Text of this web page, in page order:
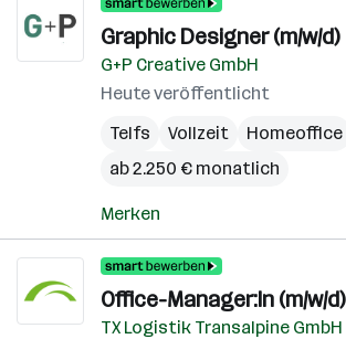
Graphic Designer (m/w/d)
G+P Creative GmbH
Heute veröffentlicht
Telfs
Vollzeit
Homeoffice
ab 2.250 € monatlich
Merken
Office-Manager:In (m/w/d)
TX Logistik Transalpine GmbH